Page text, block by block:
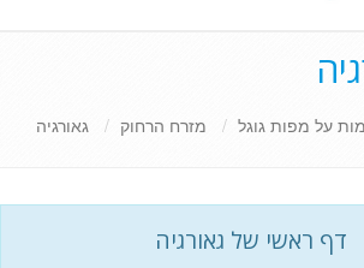
על מפות גוגל מזרח הרחוק גאורגיה
דף ראשי של גאורגיה